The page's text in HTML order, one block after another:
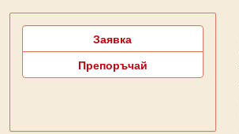
Заявка
Препоръчай